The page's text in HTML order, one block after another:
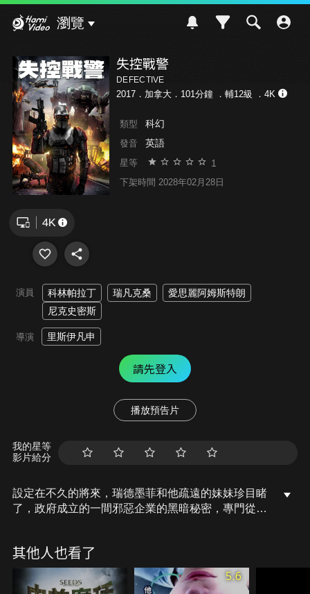
瀏覽
失控戰警
DEFECTIVE
2017．加拿大．101分鐘 ． 輔12級 ．4K
類型 科幻
發音 英語
星等 1
下架時間 2028年02月28日
演員 科林帕拉丁 瑞凡克桑
愛思麗阿姆斯特朗
尼克史密斯
導演 里斯伊凡申
請先登入
播放預告片
我的星等
影片給分
設定在不久的將來，瑞德墨菲和他疏遠的妹妹珍目睹
了，政府成立的一間邪惡企業的黑暗秘密，專門從事
會、政治、軍事及資源，瑞德墨菲無奈帶著妹妹珍，
被迫選擇逃離這個充滿失控武裝人體機器戰警的國
家。
其他人也看了
5.6